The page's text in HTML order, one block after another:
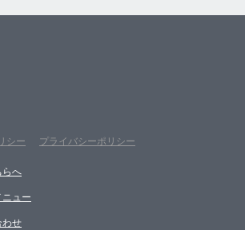
シー プライバシーポリシー
らへ
ュー
わせ